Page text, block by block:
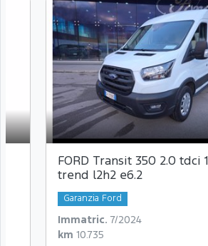
FORD Transit 350 2.0 tdci
trend l2h2 e6.2
Garanzia Ford
Immatric. 7/2024
km 10.735